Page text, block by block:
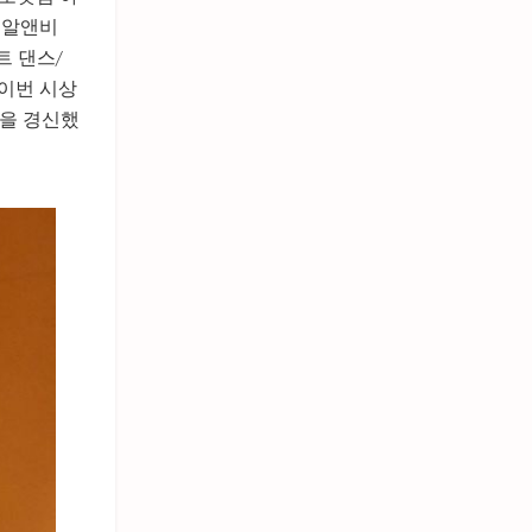
앤비
댄스/
번 시상
경신했